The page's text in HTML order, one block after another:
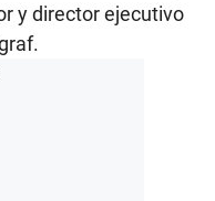
y director ejecutivo